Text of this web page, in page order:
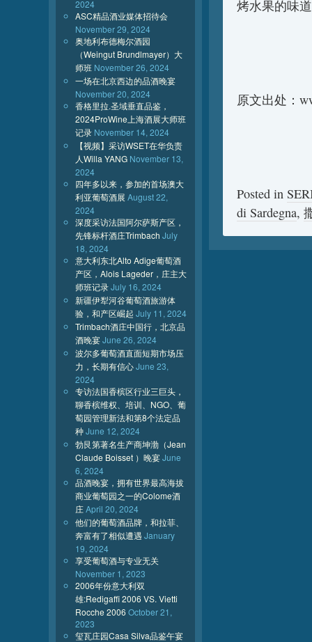
烤水果的味
原文出处：
Posted in
di Sardegna,
2024
ASC精品酒业媒体招待会
November 29, 2024
奥地利布德梅尔酒园
（Weingut Brundlmayer）大
师班 November 26, 2024
一场在北京西边的品酒晚宴
November 20, 2024
香格里拉.圣域垂直品鉴，
2024ProWine上海酒展大师班
记录 November 14, 2024
【视频】采访WSET在华负责
人Willa YANG November 13,
2024
四年多以来，参加的首场澳大
利亚葡萄酒展 August 22,
2024
深度采访法国阿尔萨斯产区，
先锋标杆酒庄Trimbach July
18, 2024
意大利东北Alto Adige葡萄酒
产区，Alois Lageder，庄主大
师班记录July 16, 2024
新疆伊犁河谷葡萄酒旅游体
验，和产区崛起 July 11, 2024
Trimbach酒庄中国行，北京品
酒晚宴June 26, 2024
波尔多葡萄酒直面短期市场压
力，长期有信心June 23,
2024
专访法国香槟区行业三巨头，
聊香槟维权、培训、NGO、葡
萄园管理新法和第8个法定品
种June 12, 2024
勃艮第著名生产商坤渤（Jean
Claude Boisset ）晚宴June
6, 2024
品酒晚宴，拥有世界最高海拔
商业葡萄园之一的Colome酒
庄April 20, 2024
他们的葡萄酒品牌，和拉菲、
奔富有了相似遭遇 January
19, 2024
享受葡萄酒与专业无关
November 1, 2023
2006年份意大利双
雄:Redigaffi 2006 VS. Vietti
Rocche 2006 October 21,
2023
玺瓦庄园Casa Silva品鉴午宴